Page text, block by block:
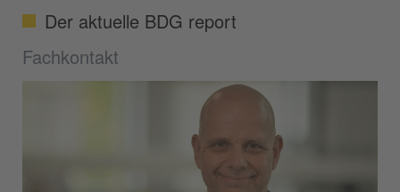
Der aktuelle BDG report
Fachkontakt